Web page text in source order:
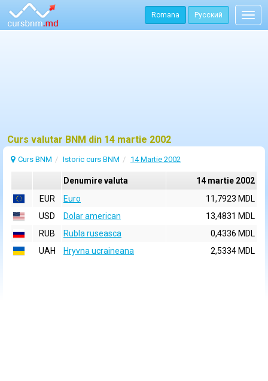
Romana Русский
Curs valutar BNM din 14 martie 2002
Curs BNM Istoric curs BNM 14 Martie 2002
Denumire valuta
14 martie 2002
EUR
Euro
11,7923 MDL
USD
Dolar american
13,4831 MDL
RUB
Rubla ruseasca
0,4336 MDL
UAH
Hryvna ucraineana 2,5334 MDL